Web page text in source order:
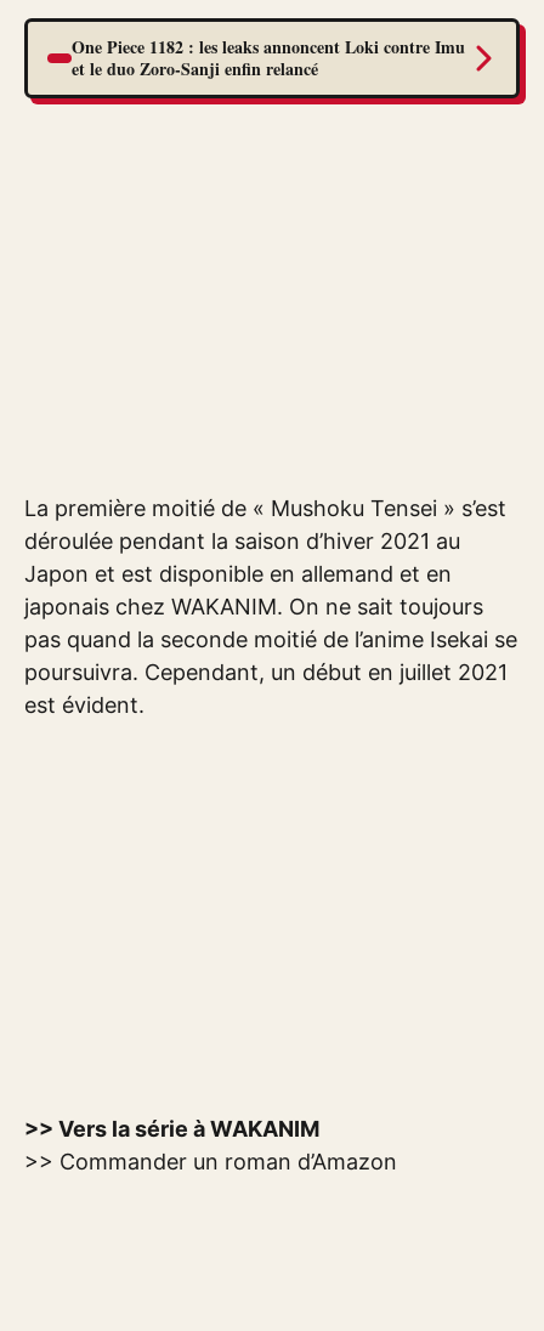
One Piece 1182 : les leaks annoncent Loki contre Imu
et le duo Zoro-Sanji enfin relancé
La première moitié de « Mushoku Tensei » s’est
déroulée pendant la saison d’hiver 2021 au
Japon et est disponible en allemand et en
japonais chez WAKANIM. On ne sait toujours
pas quand la seconde moitié de l’anime Isekai se
poursuivra. Cependant, un début en juillet 2021
est évident.
>> Vers la série à WAKANIM
>> Commander un roman d’Amazon